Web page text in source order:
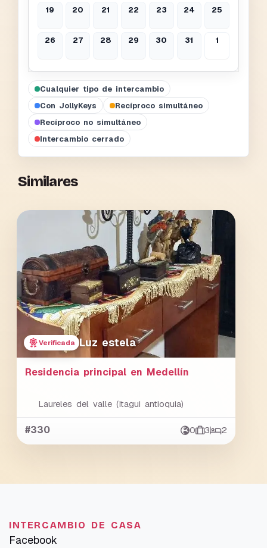
19 20 21 22 23 24 25
26 27 28 29 30 31 1
Cualquier tipo de intercambio
Con JollyKeys
Recíproco simultáneo
Recíproco no simultáneo
Intercambio cerrado
Similares
Verificada Luz estela
Residencia principal en Medellín
Laureles del valle (Itagui antioquia)
#330 0 3 2
INTERCAMBIO DE CASA
Facebook